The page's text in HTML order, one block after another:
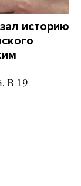
историю
В 19